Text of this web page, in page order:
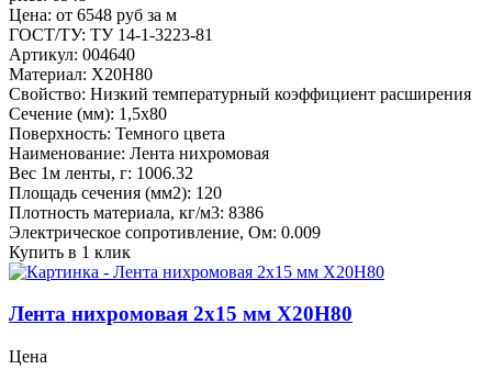
Цена: от 6548 руб за м
ГОСТ/ТУ: ТУ 14-1-3223-81
Артикул: 004640
Материал: Х20Н80
Свойство: Низкий температурный коэффициент расширения
Сечение (мм): 1,5x80
Поверхность: Темного цвета
Наименование: Лента нихромовая
Вес 1м ленты, г: 1006.32
Площадь сечения (мм2): 120
Плотность материала, кг/м3: 8386
Электрическое сопротивление, Ом: 0.009
Купить в 1 клик
Лента нихромовая 2x15 мм Х20Н80
Цена